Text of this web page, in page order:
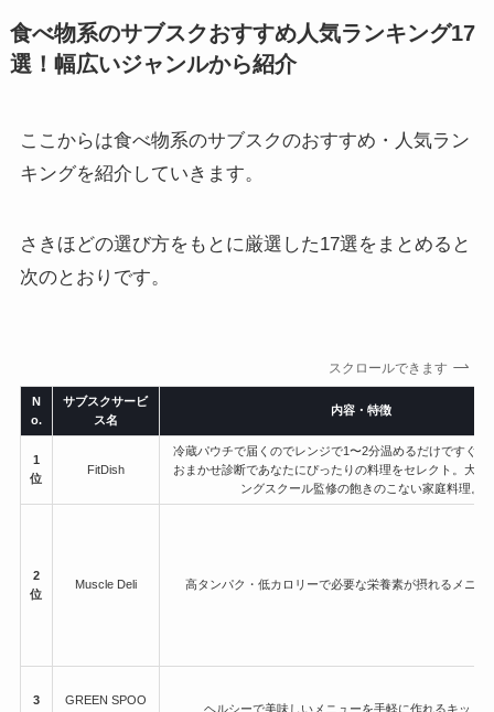
食べ物系のサブスクおすすめ人気ランキング17
選！幅広いジャンルから紹介
ここからは食べ物系のサブスクのおすすめ・人気ラン
キングを紹介していきます。
さきほどの選び方をもとに厳選した17選をまとめると
次のとおりです。
スクロールできます
N
o.
サブスクサービ
ス名
内容・特徴
1
位
FitDish
冷蔵パウチで届くのでレンジで1〜2分温めるだけですぐ食
おまかせ診断であなたにぴったりの料理をセレクト。大阪
ングスクール監修の飽きのこない家庭料理。
2
位
Muscle Deli 高タンパク・低カロリーで必要な栄養素が摂れるメニュ
3
GREEN SPOO
ヘルシーで美味しいメニューを手軽に作れるキット